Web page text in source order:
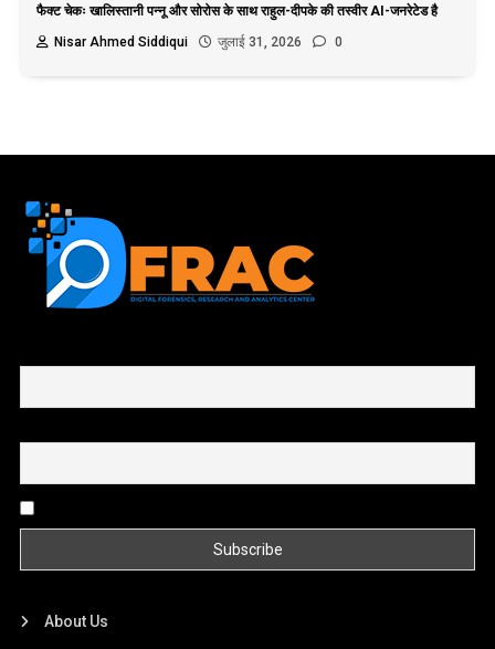
फैक्ट चेकः खालिस्तानी पन्नू और सोरोस के साथ राहुल-दीपके की तस्वीर AI-जनरेटेड है
Nisar Ahmed Siddiqui
जुलाई 31, 2026 0
About Us